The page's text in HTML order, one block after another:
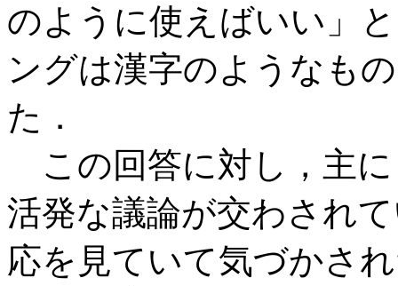
のように使えばいい」
ングは漢字のようなも
た．
この回答に対し，主
活発な議論が交わされ
応を見ていて気づかさ